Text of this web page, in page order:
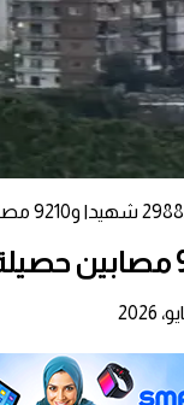
2988 شهيدا و9210 مصابين حصيلة العدوان الإسرائيلي على لبنان